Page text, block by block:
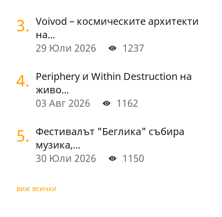
3. Voivod – космическите архитекти
на...
29 Юли 2026
1237
4. Periphery и Within Destruction на
живо...
03 Авг 2026
1162
5. Фестивалът "Беглика" събира
музика,...
30 Юли 2026
1150
виж всички